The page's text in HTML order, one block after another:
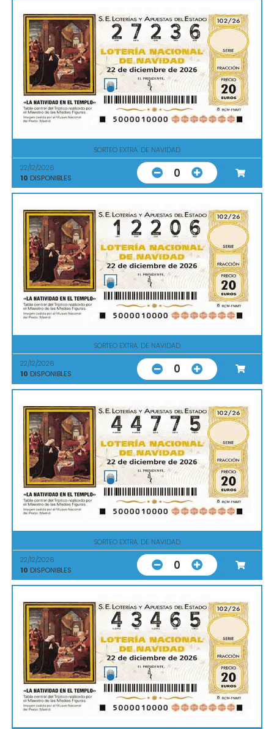
SORTEO EXTRA. DE NAVIDAD
22/12/2026
10 DISPONIBLES 0
SORTEO EXTRA. DE NAVIDAD
22/12/2026
10 DISPONIBLES 0
SORTEO EXTRA. DE NAVIDAD
22/12/2026
10 DISPONIBLES 0